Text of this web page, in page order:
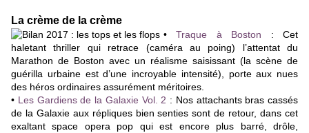
La crème de la crème
•Traque à Boston : Cet
haletant thriller qui retrace (caméra au poing) l’attentat du
Marathon de Boston avec un réalisme saisissant (la scène de
guérilla urbaine est d’une incroyable intensité), porte aux nues
des héros ordinaires assurément méritoires.
• Les Gardiens de la Galaxie Vol. 2 : Nos attachants bras cassés
de la Galaxie aux répliques bien senties sont de retour, dans cet
exaltant space opera pop qui est encore plus barré, drôle,